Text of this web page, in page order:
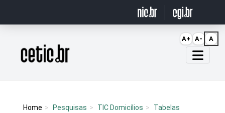
Página inicial
Home Pesquisas TIC Domicílios
Tabelas
A+ A- A